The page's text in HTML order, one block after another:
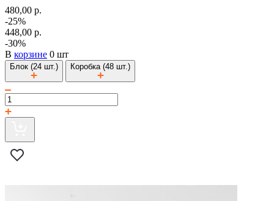
480,00 р.
-25%
448,00 р.
-30%
В корзине 0 шт
Блок (24 шт.) Коробка (48 шт.)